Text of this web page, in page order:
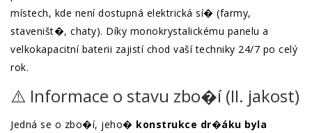
místech, kde není dostupná elektrická sí� (farmy,
staveništ�, chaty). Díky monokrystalickému panelu a
velkokapacitní baterii zajistí chod vaší techniky 24/7 po celý
rok.
⚠️ Informace o stavu zbo�í (II. jakost)
Jedná se o zbo�í, jeho� konstrukce dr�áku byla